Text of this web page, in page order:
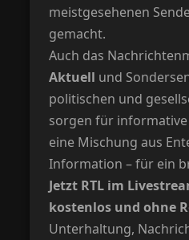
meistgesehenen
gemacht.
Auch das
Aktuell und
politischen und
sorgen für informative
eine Mischung aus
Information – für ein
Jetzt RTL im
kostenlos und ohne
Unterhaltung,